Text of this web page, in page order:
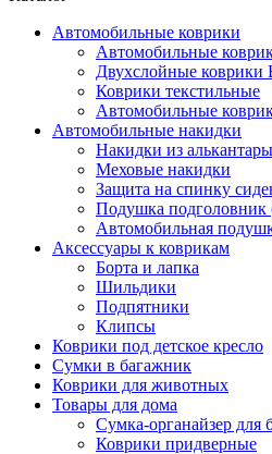
Автомобильные коврики
Автомобильные
Двухслойные коврики
Коврики текстильные
Автомобильные
Автомобильные накидки
Накидки из алькантары
Меховые накидки
Защита на спинку
Подушка подголовник
Автомобильная
Аксессуары к коврикам
Борта и лапка
Шильдики
Подпятники
Клипсы
Коврики под детское кресло
Сумки в багажник
Коврики для животных
Товары для дома
Сумка-органайзер для
Коврики придверные